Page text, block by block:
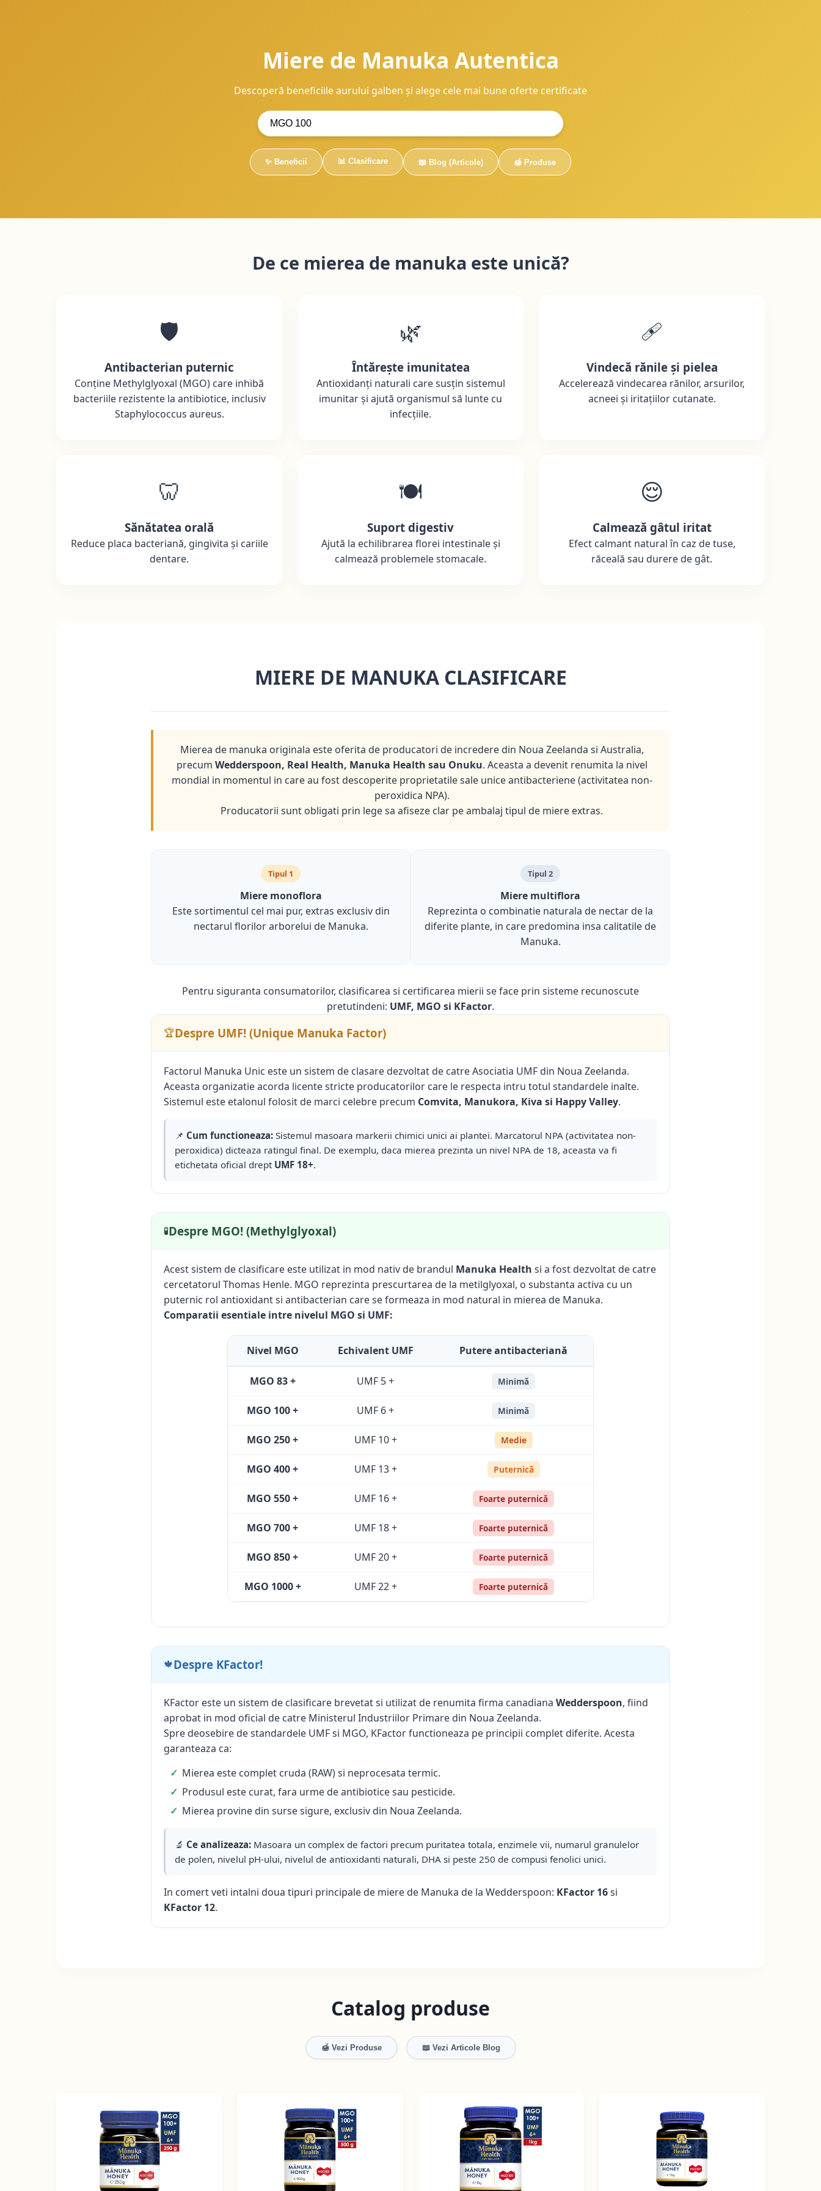
Miere de Manuka Autentica
Descoperă beneficiile aurului galben și alege cele mai bune oferte certificate
✨ Beneficii 📊 Clasificare 📖 Blog (Articole) 🍯 Produse
De ce mierea de manuka este unică?
🛡️
Antibacterian puternic
Conține Methylglyoxal (MGO) care inhibă
bacteriile rezistente la antibiotice, inclusiv
Staphylococcus aureus.
🌿
Întărește imunitatea
Antioxidanți naturali care susțin sistemul
imunitar și ajută organismul să lunte cu
infecțiile.
🩹
Vindecă rănile și pielea
Accelerează vindecarea rănilor, arsurilor,
acneei și iritațiilor cutanate.
🦷
Sănătatea orală
Reduce placa bacteriană, gingivita și cariile
dentare.
🍽️
Suport digestiv
Ajută la echilibrarea florei intestinale și
calmează problemele stomacale.
😌
Calmează gâtul iritat
Efect calmant natural în caz de tuse,
răceală sau durere de gât.
MIERE DE MANUKA CLASIFICARE
Mierea de manuka originala este oferita de producatori de incredere din Noua Zeelanda si Australia,
precum Wedderspoon, Real Health, Manuka Health sau Onuku. Aceasta a devenit renumita la nivel
mondial in momentul in care au fost descoperite proprietatile sale unice antibacteriene (activitatea non-
peroxidica NPA).
Producatorii sunt obligati prin lege sa afiseze clar pe ambalaj tipul de miere extras.
Tipul 1
Miere monoflora
Este sortimentul cel mai pur, extras exclusiv din
nectarul florilor arborelui de Manuka.
Tipul 2
Miere multiflora
Reprezinta o combinatie naturala de nectar de la
diferite plante, in care predomina insa calitatile de
Manuka.
Pentru siguranta consumatorilor, clasificarea si certificarea mierii se face prin sisteme recunoscute
pretutindeni: UMF, MGO si KFactor.
🏆Despre UMF! (Unique Manuka Factor)
Factorul Manuka Unic este un sistem de clasare dezvoltat de catre Asociatia UMF din Noua Zeelanda.
Aceasta organizatie acorda licente stricte producatorilor care le respecta intru totul standardele inalte.
Sistemul este etalonul folosit de marci celebre precum Comvita, Manukora, Kiva si Happy Valley.
📌 Cum functioneaza: Sistemul masoara markerii chimici unici ai plantei. Marcatorul NPA (activitatea non-
peroxidica) dicteaza ratingul final. De exemplu, daca mierea prezinta un nivel NPA de 18, aceasta va fi
etichetata oficial drept UMF 18+.
🧪Despre MGO! (Methylglyoxal)
Acest sistem de clasificare este utilizat in mod nativ de brandul Manuka Health si a fost dezvoltat de catre
cercetatorul Thomas Henle. MGO reprezinta prescurtarea de la metilglyoxal, o substanta activa cu un
puternic rol antioxidant si antibacterian care se formeaza in mod natural in mierea de Manuka.
Comparatii esentiale intre nivelul MGO si UMF:
Nivel MGO Echivalent UMF Putere antibacteriană
MGO 83 + UMF 5 + Minimă
MGO 100 + UMF 6 + Minimă
MGO 250 + UMF 10 + Medie
MGO 400 + UMF 13 + Puternică
MGO 550 + UMF 16 + Foarte puternică
MGO 700 + UMF 18 + Foarte puternică
MGO 850 + UMF 20 + Foarte puternică
MGO 1000 + UMF 22 + Foarte puternică
🍁Despre KFactor!
KFactor este un sistem de clasificare brevetat si utilizat de renumita firma canadiana Wedderspoon, fiind
aprobat in mod oficial de catre Ministerul Industriilor Primare din Noua Zeelanda.
Spre deosebire de standardele UMF si MGO, KFactor functioneaza pe principii complet diferite. Acesta
garanteaza ca:
Mierea este complet cruda (RAW) si neprocesata termic.
Produsul este curat, fara urme de antibiotice sau pesticide.
Mierea provine din surse sigure, exclusiv din Noua Zeelanda.
🔬 Ce analizeaza: Masoara un complex de factori precum puritatea totala, enzimele vii, numarul granulelor
de polen, nivelul pH-ului, nivelul de antioxidanti naturali, DHA si peste 250 de compusi fenolici unici.
In comert veti intalni doua tipuri principale de miere de Manuka de la Wedderspoon: KFactor 16si
KFactor 12.
Catalog produse
🍯 Vezi Produse 📖 Vezi Articole Blog